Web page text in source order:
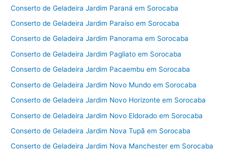
Conserto de Geladeira Jardim Paraná em Sorocaba
Conserto de Geladeira Jardim Paraíso em Sorocaba
Conserto de Geladeira Jardim Panorama em Sorocaba
Conserto de Geladeira Jardim Pagliato em Sorocaba
Conserto de Geladeira Jardim Pacaembu em Sorocaba
Conserto de Geladeira Jardim Novo Mundo em Sorocaba
Conserto de Geladeira Jardim Novo Horizonte em Sorocaba
Conserto de Geladeira Jardim Novo Eldorado em Sorocaba
Conserto de Geladeira Jardim Nova Tupã em Sorocaba
Conserto de Geladeira Jardim Nova Manchester em Sorocaba